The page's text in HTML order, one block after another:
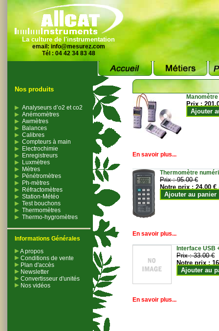
La culture de l'instrumentation
email: info@mesurez.com
Tél : 04 42 34 83 48
Nos produits
Analyseurs d’o2 et co2
Anémomètres
Awmètres
Balances
Calibres
Compteurs à main
Electrochimie
Enregistreurs
Luxmètres
Mètres
Pénétromètres
Ph-mètres
Réfractomètres
Station-Météo
Test bouchons
Thermomètres
Thermo-hygromètres
Informations Générales
A propos
Conditions de vente
Plan d'accès
Newsletter
Convertisseur d'unités
Nos vidéos
Prix :
Ajouter
En savoir plus...
Thermomètre
Prix :95.00 €
Notre prix :24.00 €
Ajouter au panier
En savoir plus...
Interface USB
Prix :33.00 €
Notre prix :
Ajouter au
En savoir plus...